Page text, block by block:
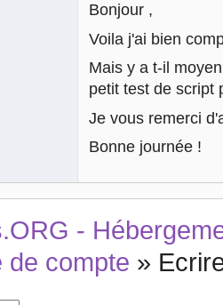
Bonjour ,
Voila j'ai bien
Mais y a t-il
petit test de script
Je vous remerci
Bonne journée !
-
de compte »